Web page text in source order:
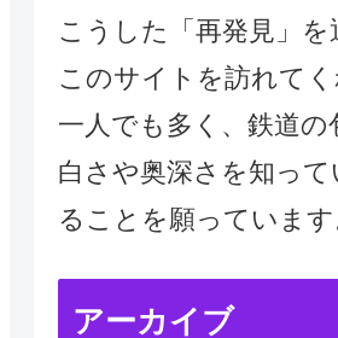
こうした「再発見」を
このサイトを訪れて
一人でも多く、鉄道の
白さや奥深さを知って
ることを願っています
アーカイブ